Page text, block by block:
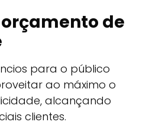
de
para o público
ao máximo o
alcançando
clientes.